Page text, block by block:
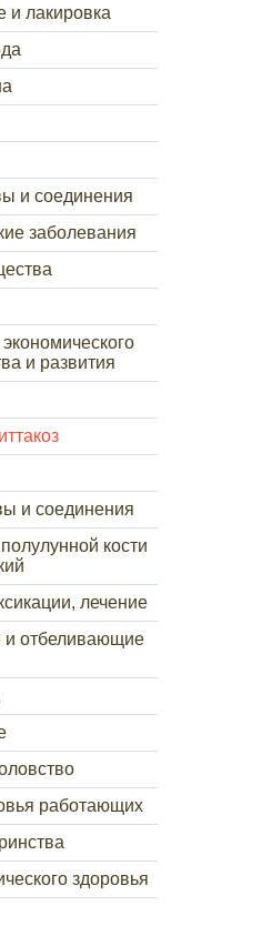
и лакировка
и соединения
заболевания
и развития
и соединения
кости
лечение
и отбеливающие
работающих
здоровья